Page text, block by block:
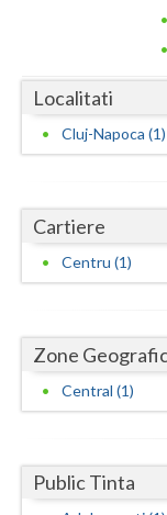
Galati
Harghita
Hunedoara
Iasi
Ilfov
Mehedinti
Localitati
Cluj-Napoca (1)
Cartiere
Centru (1)
Zone
Central (1)
Public Tinta